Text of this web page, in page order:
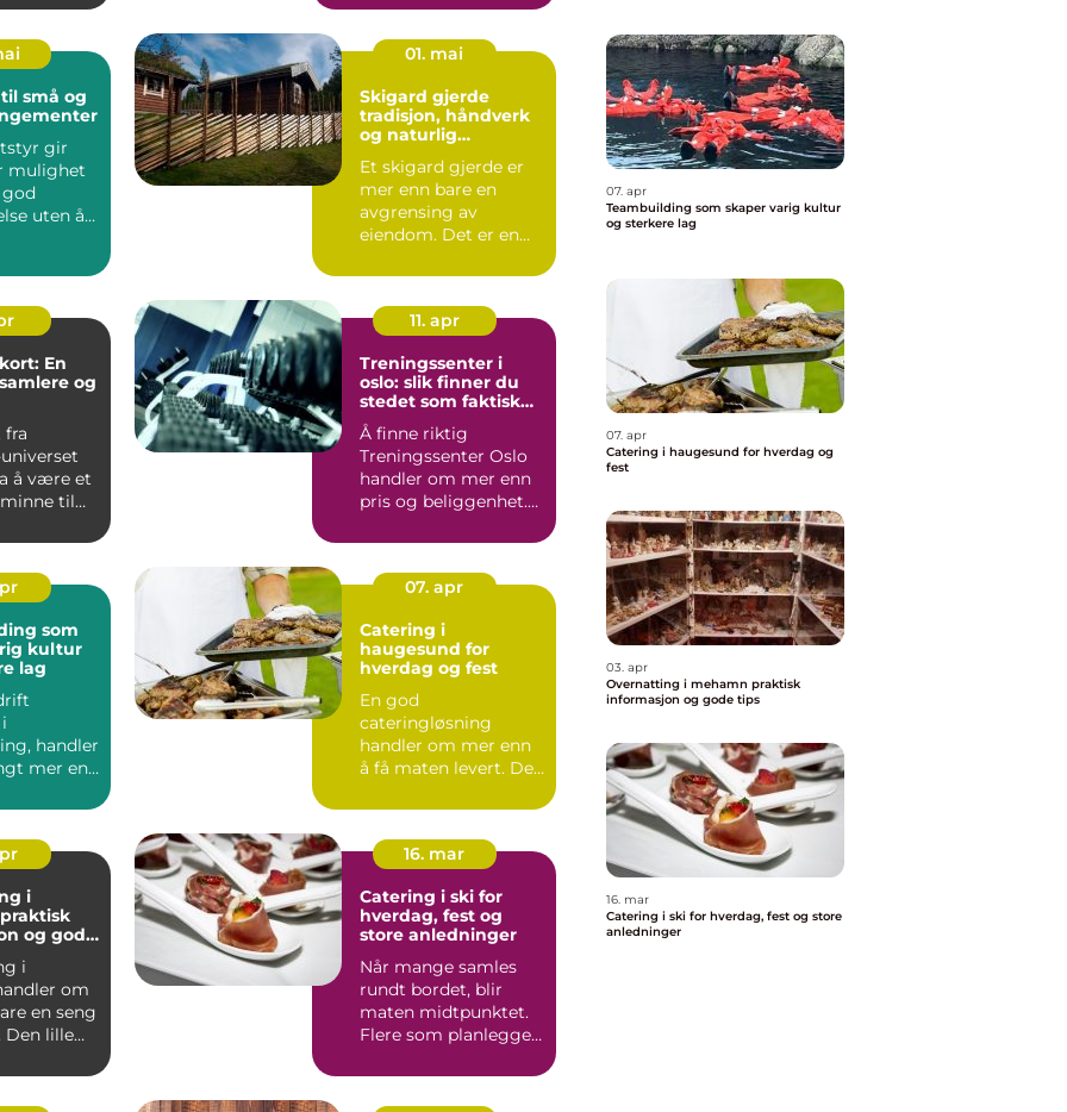
små og
gir
mulighet
god
uten å
01. mai
Skigard gjerde
tradisjon, håndverk
og naturlig
tomta
Et skigard gjerde er
mer enn bare en
avgrensing av
eiendom. Det er en
byggeskikk, et sp...
En
og
fra
å være et
til
11. apr
Treningssenter i
oslo: slik finner du
stedet som faktisk
passer deg
Å finne riktig
Treningssenter Oslo
handler om mer enn
pris og beliggenhet.
inn med ...
som
kultur
lag
handler
mer enn
07. apr
Catering i
haugesund for
hverdag og fest
En god
cateringløsning
handler om mer enn
å få maten levert. Den
selve dagen, sa...
i
og gode
i
om
en seng
Den lille
16. mar
Catering i ski for
hverdag, fest og
store anledninger
Når mange samles
rundt bordet, blir
maten midtpunktet.
Flere som planlegger
...
07. apr
Teambuilding som skaper varig kultur
og sterkere lag
07. apr
Catering i haugesund for hverdag og
fest
03. apr
Overnatting i mehamn praktisk
informasjon og gode tips
16. mar
Catering i ski for hverdag, fest og store
anledninger